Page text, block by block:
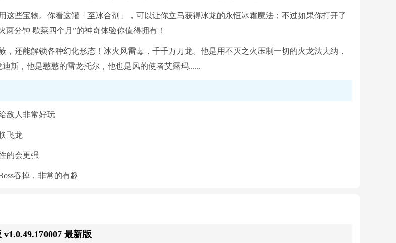
这些宝物。你看这罐「至冰合剂」，可以让你立马获得冰龙的永恒冰霜魔法；不过如果你打开了
两分钟 歇菜四个月”的神奇体验你值得拥有！
，还能解锁各种幻化形态！冰火风雷毒，千千万万龙。他是用不灭之火压制一切的火龙法夫纳，
斯，他是憨憨的雷龙托尔，他也是风的使者艾露玛......
敌人非常好玩
飞龙
的会更强
吞掉，非常的有趣
最新版